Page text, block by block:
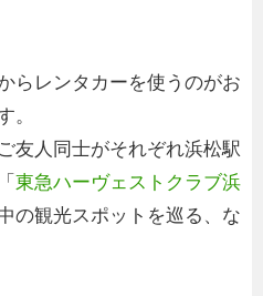
らレンタカーを使うのがお
。
友人同士がそれぞれ浜松駅
東急ハーヴェストクラブ浜
の観光スポットを巡る、な